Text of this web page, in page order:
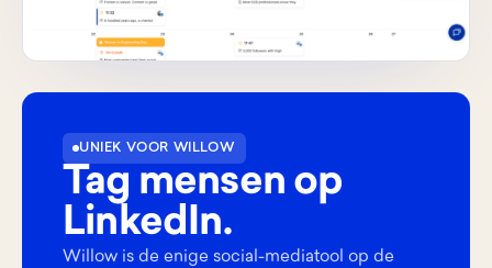
UNIEK VOOR WILLOW
Tag mensen op
LinkedIn.
Willow is de enige social-mediatool op de